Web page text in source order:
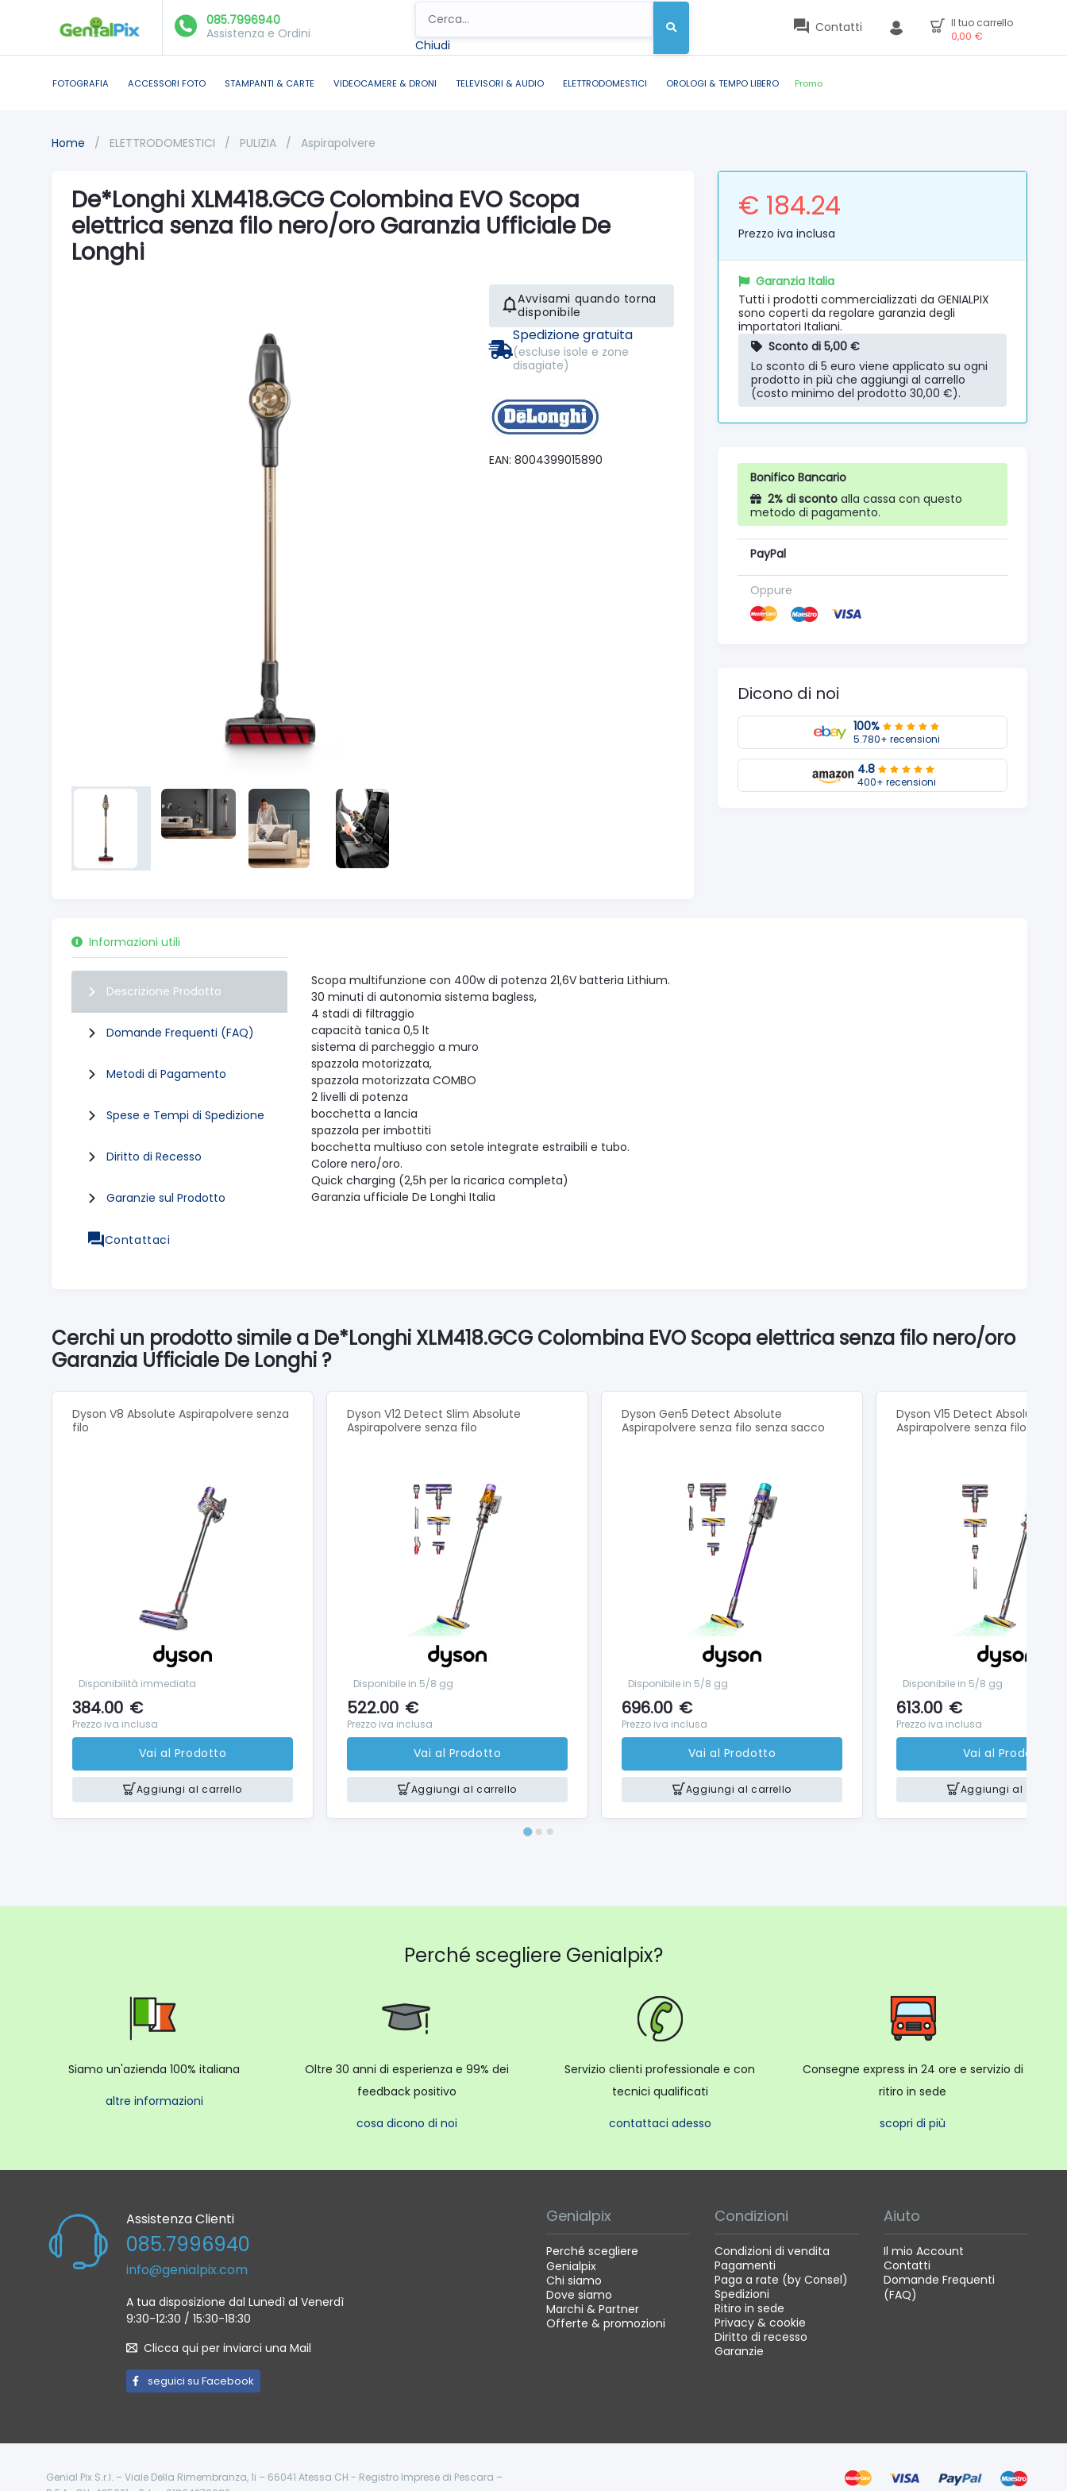
085.7996940
Assistenza e Ordini
Chiudi
Contatti
Il tuo carrello
0,00 €
FOTOGRAFIA ACCESSORI FOTO STAMPANTI & CARTE VIDEOCAMERE & DRONI TELEVISORI & AUDIO ELETTRODOMESTICI OROLOGI & TEMPO LIBERO Promo
Home / ELETTRODOMESTICI / PULIZIA / Aspirapolvere
De*Longhi XLM418.GCG Colombina EVO Scopa
elettrica senza filo nero/oro Garanzia Ufficiale De
Longhi
Avvisami quando torna
disponibile
Spedizione gratuita
(escluse isole e zone
disagiate)
EAN: 8004399015890
€ 184.24
Prezzo iva inclusa
Garanzia Italia
Tutti i prodotti commercializzati da GENIALPIX
sono coperti da regolare garanzia degli
importatori Italiani.
Sconto di 5,00 €
Lo sconto di 5 euro viene applicato su ogni
prodotto in più che aggiungi al carrello
(costo minimo del prodotto 30,00 €).
Bonifico Bancario
2% di sconto alla cassa con questo
metodo di pagamento.
PayPal
Oppure
Dicono di noi
100%
5.780+ recensioni
4.8
400+ recensioni
Informazioni utili
Descrizione Prodotto
Domande Frequenti (FAQ)
Metodi di Pagamento
Spese e Tempi di Spedizione
Diritto di Recesso
Garanzie sul Prodotto
Contattaci
Scopa multifunzione con 400w di potenza 21,6V batteria Lithium.
30 minuti di autonomia sistema bagless,
4 stadi di filtraggio
capacità tanica 0,5 lt
sistema di parcheggio a muro
spazzola motorizzata,
spazzola motorizzata COMBO
2 livelli di potenza
bocchetta a lancia
spazzola per imbottiti
bocchetta multiuso con setole integrate estraibili e tubo.
Colore nero/oro.
Quick charging (2,5h per la ricarica completa)
Garanzia ufficiale De Longhi Italia
Cerchi un prodotto simile a De*Longhi XLM418.GCG Colombina EVO Scopa elettrica senza filo nero/oro
Garanzia Ufficiale De Longhi ?
Dyson V8 Absolute Aspirapolvere senza
filo
Disponibilità immediata
384.00 €
Prezzo iva inclusa
Vai al Prodotto
Aggiungi al carrello
Dyson V12 Detect Slim Absolute
Aspirapolvere senza filo
Disponibile in 5/8 gg
522.00 €
Prezzo iva inclusa
Vai al Prodotto
Aggiungi al carrello
Dyson Gen5 Detect Absolute
Aspirapolvere senza filo senza sacco
Disponibile in 5/8 gg
696.00 €
Prezzo iva inclusa
Vai al Prodotto
Aggiungi al carrello
Dyson V15 Detect Absolute,
Aspirapolvere senza filo
Disponibile in 5/8 gg
613.00 €
Prezzo iva inclusa
Vai al Prodotto
Aggiungi al carrello
Perché scegliere Genialpix?
Siamo un'azienda 100% italiana
altre informazioni
Oltre 30 anni di esperienza e 99% dei
feedback positivo
cosa dicono di noi
Servizio clienti professionale e con
tecnici qualificati
contattaci adesso
Consegne express in 24 ore e servizio di
ritiro in sede
scopri di più
Assistenza Clienti
085.7996940
info@genialpix.com
A tua disposizione dal Lunedì al Venerdì
9:30-12:30 / 15:30-18:30
Clicca qui per inviarci una Mail
seguici su Facebook
Genialpix
Perché scegliere
Genialpix
Chi siamo
Dove siamo
Marchi & Partner
Offerte & promozioni
Condizioni
Condizioni di vendita
Pagamenti
Paga a rate (by Consel)
Spedizioni
Ritiro in sede
Privacy & cookie
Diritto di recesso
Garanzie
Aiuto
Il mio Account
Contatti
Domande Frequenti
(FAQ)
Genial Pix S.r.l. – Viale Della Rimembranza, 1i – 66041 Atessa CH - Registro Imprese di Pescara –